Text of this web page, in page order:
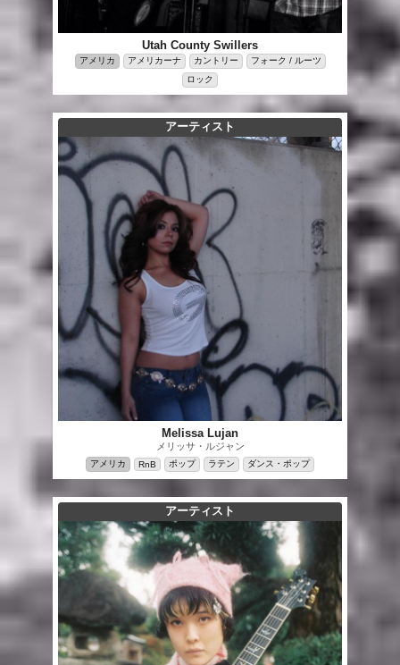
Utah County Swillers
アメリカ アメリカーナ カントリー
フォーク / ルーツ
ロック
アーティスト
Melissa Lujan
メリッサ・ルジャン
アメリカ RnB ポップ ラテン ダンス・ポップ
アーティスト